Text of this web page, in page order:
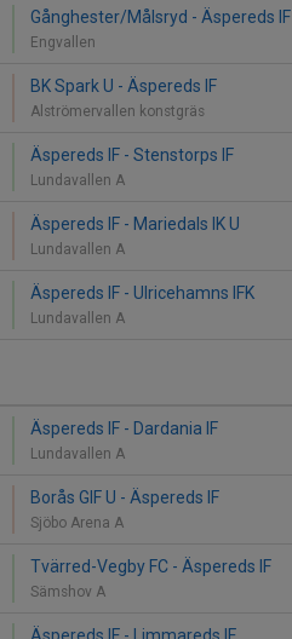
Gånghester/Målsryd - Äspereds IF
Engvallen
BK Spark U - Äspereds IF
Alströmervallen konstgräs
Äspereds IF - Stenstorps IF
Lundavallen A
Äspereds IF - Mariedals IK U
Lundavallen A
Äspereds IF - Ulricehamns IFK
Lundavallen A
Äspereds IF - Dardania IF
Lundavallen A
Borås GIF U - Äspereds IF
Sjöbo Arena A
Tvärred-Vegby FC - Äspereds IF
Sämshov A